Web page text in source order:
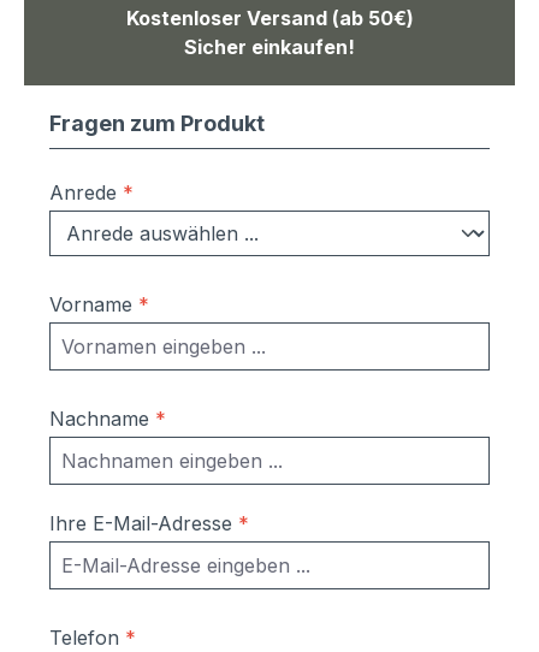
Kostenloser Versand (ab 50€)
Sicher einkaufen!
Fragen zum Produkt
Anrede *
Vorname *
Nachname *
Ihre E-Mail-Adresse *
Telefon *